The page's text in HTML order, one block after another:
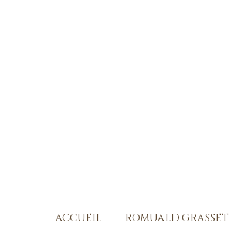
ACCUEIL ROMUALD GRASSET